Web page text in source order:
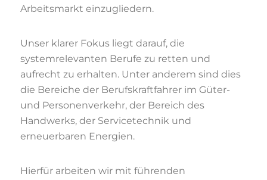
Arbeitsmarkt einzugliedern.
Unser klarer Fokus liegt darauf, die
systemrelevanten Berufe zu retten und
aufrecht zu erhalten. Unter anderem sind dies
die Bereiche der Berufskraftfahrer im Güter-
und Personenverkehr, der Bereich des
Handwerks, der Servicetechnik und
erneuerbaren Energien.
Hierfür arbeiten wir mit führenden